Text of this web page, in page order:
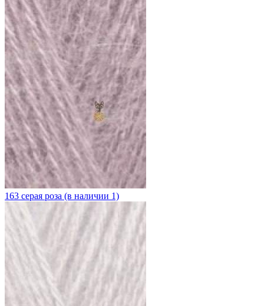
163 серая роза (в наличии 1)